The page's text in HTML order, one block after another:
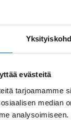
evästeitä
tarjoamamme
median